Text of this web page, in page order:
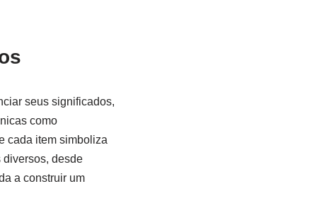
seus significados,
como
cada item simboliza
desde
a construir um